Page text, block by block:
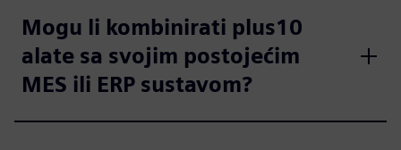
Mogu li kombinirati plus10
alate sa svojim postojećim
MES ili ERP sustavom?